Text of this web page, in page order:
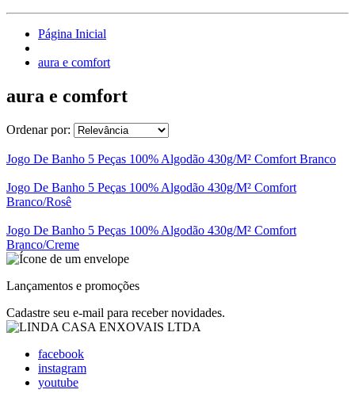
Página Inicial
aura e comfort
aura e comfort
Ordenar por:
Jogo De Banho 5 Peças 100% Algodão 430g/M² Comfort Branco
Jogo De Banho 5 Peças 100% Algodão 430g/M² Comfort
Branco/Rosê
Jogo De Banho 5 Peças 100% Algodão 430g/M² Comfort
Branco/Creme
Lançamentos e promoções
Cadastre seu e-mail para receber novidades.
facebook
instagram
youtube